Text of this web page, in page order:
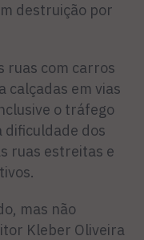
destruição por
ruas com carros
calçadas em vias
o tráfego
dificuldade dos
ruas estreitas e
mas não
Kleber Oliveira